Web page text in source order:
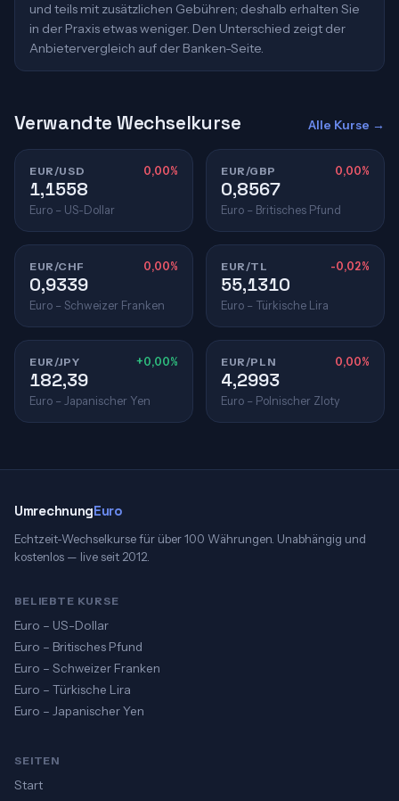
und teils mit zusätzlichen Gebühren; deshalb erhalten Sie
in der Praxis etwas weniger. Den Unterschied zeigt der
Anbietervergleich auf der Banken-Seite.
Verwandte Wechselkurse Alle Kurse →
EUR/USD 0,00%
1,1558
Euro – US-Dollar
EUR/GBP 0,00%
0,8567
Euro – Britisches Pfund
EUR/CHF 0,00%
0,9339
Euro – Schweizer Franken
EUR/TL -0,02%
55,1310
Euro – Türkische Lira
EUR/JPY +0,00%
182,39
Euro – Japanischer Yen
EUR/PLN 0,00%
4,2993
Euro – Polnischer Zloty
UmrechnungEuro
Echtzeit-Wechselkurse für über 100 Währungen. Unabhängig und
kostenlos — live seit 2012.
BELIEBTE KURSE
Euro – US-Dollar
Euro – Britisches Pfund
Euro – Schweizer Franken
Euro – Türkische Lira
Euro – Japanischer Yen
SEITEN
Start